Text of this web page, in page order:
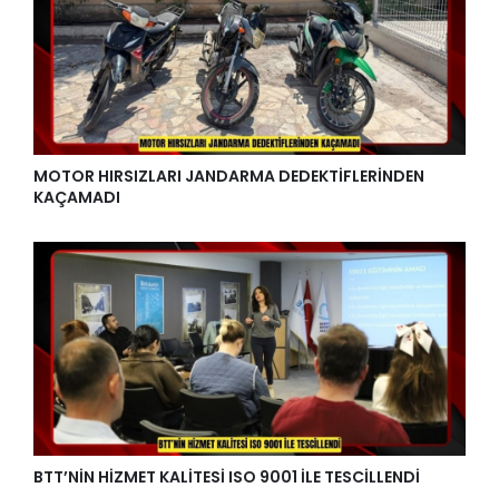
MOTOR HIRSIZLARI JANDARMA DEDEKTİFLERİNDEN
KAÇAMADI
BTT’NİN HİZMET KALİTESİ ISO 9001 İLE TESCİLLENDİ